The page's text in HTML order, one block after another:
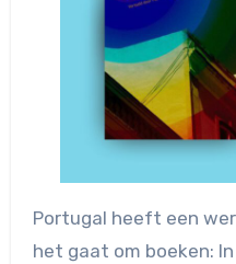
Portugal heeft een wereldrecord in handen als
het gaat om boeken: